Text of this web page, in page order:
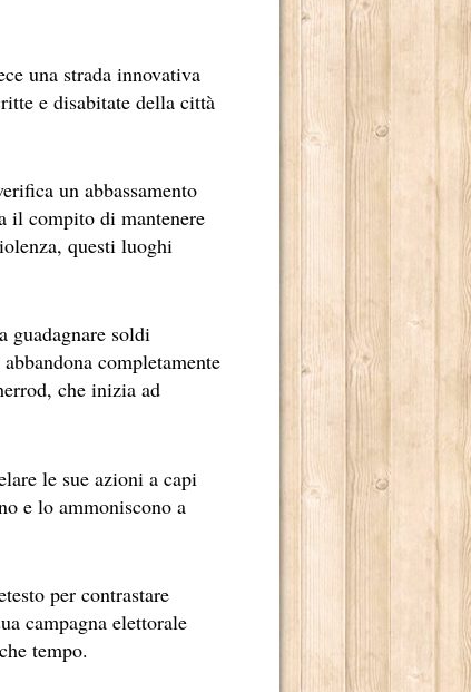
DI CARLOS RUIZ ZAFÓN.
DI LETTORI E NUMEROSI PREMI NEI CINQUE
LINCOLN RHYME.
NELL'INCONTAMINATO ARCIPELAGO DI CHILOÉ.
UN PEZZO GROSSO DELLA MAFIA
CAPACITÀ DI CONTROLLARE “LA SCRITTURA”.
una strada innovativa
e disabitate della città
un abbassamento
il compito di mantenere
questi luoghi
guadagnare soldi
completamente
che inizia ad
le sue azioni a capi
e lo ammoniscono a
per contrastare
campagna elettorale
tempo.